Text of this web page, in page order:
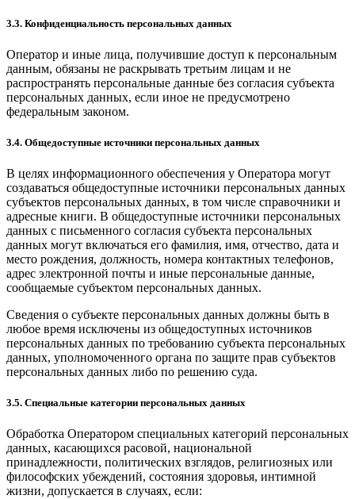
3.3. Конфиденциальность персональных данных
Оператор и иные лица, получившие доступ к персональным
данным, обязаны не раскрывать третьим лицам и не
распространять персональные данные без согласия субъекта
персональных данных, если иное не предусмотрено
федеральным законом.
3.4. Общедоступные источники персональных данных
В целях информационного обеспечения у Оператора могут
создаваться общедоступные источники персональных данных
субъектов персональных данных, в том числе справочники и
адресные книги. В общедоступные источники персональных
данных с письменного согласия субъекта персональных
данных могут включаться его фамилия, имя, отчество, дата и
место рождения, должность, номера контактных телефонов,
адрес электронной почты и иные персональные данные,
сообщаемые субъектом персональных данных.
Сведения о субъекте персональных данных должны быть в
любое время исключены из общедоступных источников
персональных данных по требованию субъекта персональных
данных, уполномоченного органа по защите прав субъектов
персональных данных либо по решению суда.
3.5. Специальные категории персональных данных
Обработка Оператором специальных категорий персональных
данных, касающихся расовой, национальной
принадлежности, политических взглядов, религиозных или
философских убеждений, состояния здоровья, интимной
жизни, допускается в случаях, если: